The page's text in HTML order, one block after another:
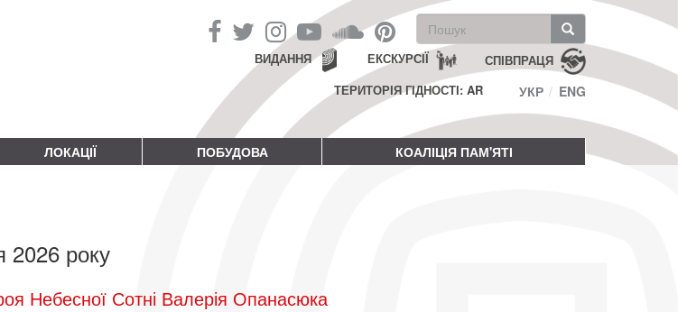
Пошукова
форма
Пошук СПІВПРАЦЯ
ЕКСКУРСІЇ
ВИДАННЯ
ТЕРИТОРІЯ ГІДНОСТІ: AR
УКР ENG
ЛОКАЦІЇ ПОБУДОВА КОАЛІЦІЯ ПАМ'ЯТІ
2026 року
Небесної Сотні Валерія Опанасюка